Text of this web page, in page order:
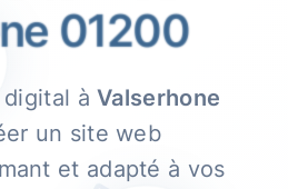
01200
digital àValserhone
un site web
et adapté à vos